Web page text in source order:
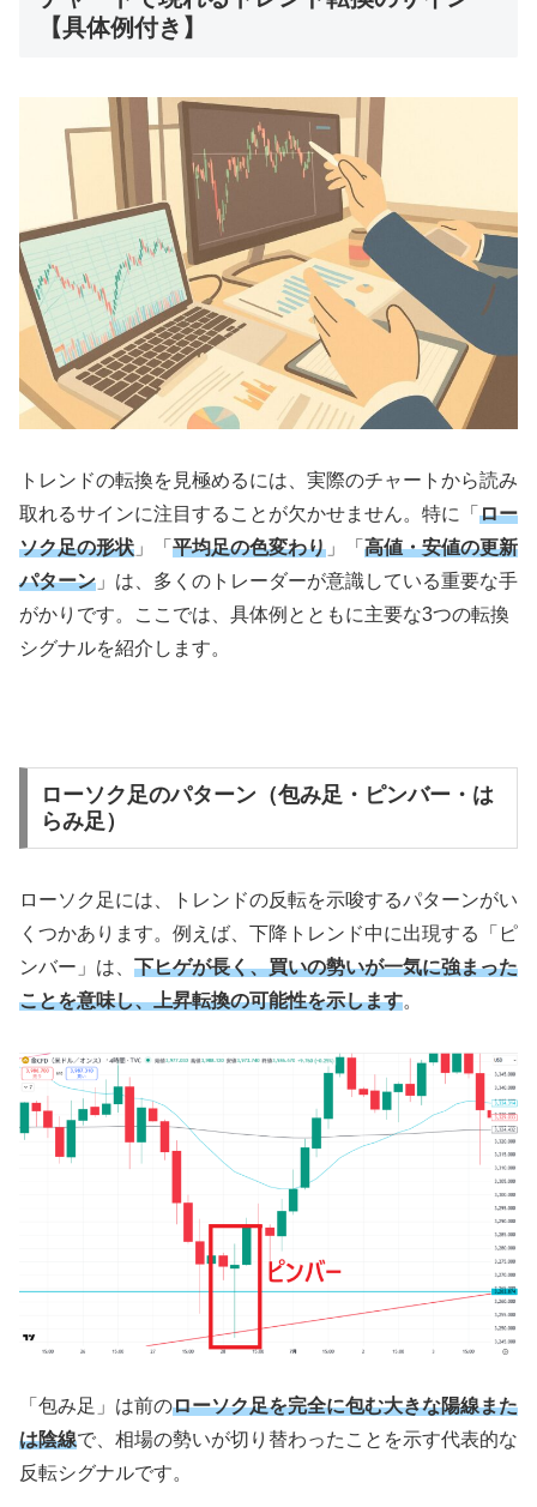
【具体例付き】
トレンドの転換を見極めるには、実際のチャートから読み
取れるサインに注目することが欠かせません。特に「 ロー
ソク足の形状 」「 平均足の色変わり 」「 高値・安値の更新
パターン 」は、多くのトレーダーが意識している重要な手
がかりです。ここでは、具体例とともに主要な3つの転換
シグナルを紹介します。
ローソク足のパターン（包み足・ピンバー・は
らみ足）
ローソク足には、トレンドの反転を示唆するパターンがい
くつかあります。例えば、下降トレンド中に出現する「ピ
ンバー」は、 下ヒゲが長く、買いの勢いが一気に強まった
ことを意味し、上昇転換の可能性を示します。
「包み足」は前のローソク足を完全に包む大きな陽線また
は陰線で、相場の勢いが切り替わったことを示す代表的な
反転シグナルです。